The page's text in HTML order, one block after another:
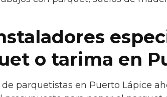
o tarima en
parquetistas en Puerto Lápice